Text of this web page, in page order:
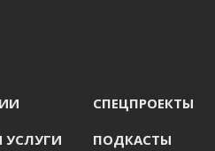
СПЕЦПРОЕКТЫ
УСЛУГИ ПОДКАСТЫ